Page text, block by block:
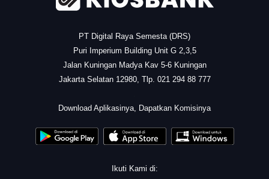
PT Digital Raya Semesta (DRS)
Puri Imperium Building Unit G 2,3,5
Jalan Kuningan Madya Kav 5-6 Kuningan
Jakarta Selatan 12980, Tlp. 021 294 88 777
Download Aplikasinya, Dapatkan Komisinya
Ikuti Kami di: